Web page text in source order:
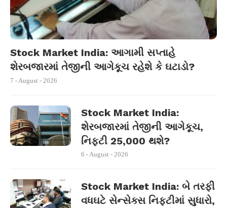
Stock Market India: આગામી સપ્તાહે
શેરબજારમાં તેજીની આગેકૂચ રહેશે કે ઘટાડો?
7 - August - 2026
Stock Market India:
શેરબજારમાં તેજીની આગેકૂચ,
નિફ્ટી 25,000 થશે?
6 - August - 2026
Stock Market India: બે તરફી
વધઘટે સેન્સેક્સ નિફ્ટીમાં સુધારો,